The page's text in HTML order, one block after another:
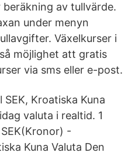
av tullvärde.
under menyn
Växelkurser i
möjlighet att gratis
via sms eller e-post.
SEK, Kroatiska Kuna
valuta i realtid. 1
-
Kuna Valuta Den